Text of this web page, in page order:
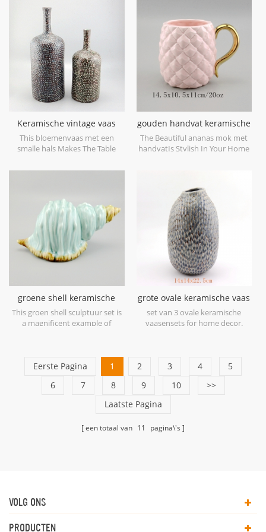
decorative objects. Can be sold
individually.
afzonderlijk worden verkocht.
Keramische vintage vaas
met smalle hals
This bloemenvaas met een
smalle hals Makes The Table
gouden handvat keramische
ananas mok
The Beautiful ananas mok met
handvatIs Stylish In Your Home
groene shell keramische
sculptuur set
This groen shell sculptuur set is
a magnificent example of
grote ovale keramische vaas
blauw antiek
set van 3 ovale keramische
vaasensets for home decor.
Eerste Pagina 1 2 3 4
5
6
7 8 9 10
>>
Laatste Pagina
een totaal van 11 pagina\'s
VOLG ONS
PRODUCTEN